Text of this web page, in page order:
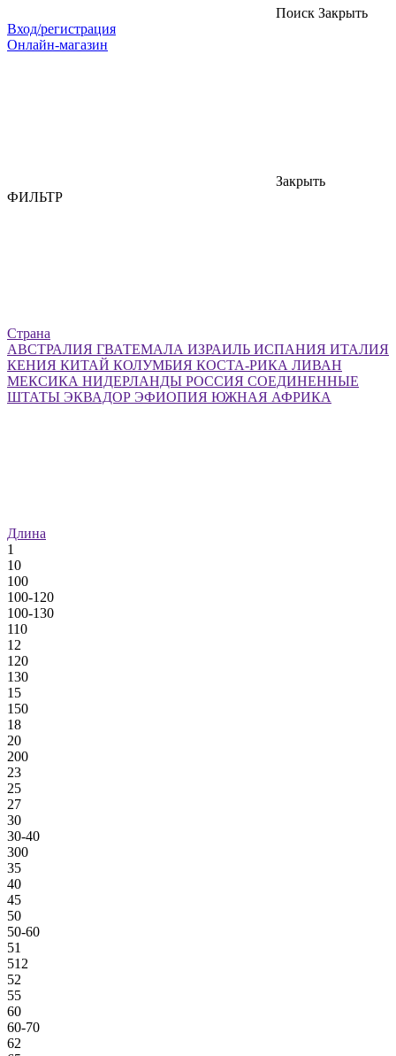
Поиск Закрыть
Вход/регистрация
Онлайн-магазин
Закрыть
ФИЛЬТР
Страна
АВСТРАЛИЯ ГВАТЕМАЛА ИЗРАИЛЬ ИСПАНИЯ ИТАЛИЯ
КЕНИЯ КИТАЙ КОЛУМБИЯ КОСТА-РИКА ЛИВАН
МЕКСИКА НИДЕРЛАНДЫ РОССИЯ СОЕДИНЕННЫЕ
ШТАТЫ ЭКВАДОР ЭФИОПИЯ ЮЖНАЯ АФРИКА
Длина
1
10
100
100-120
100-130
110
12
120
130
15
150
18
20
200
23
25
27
30
30-40
300
35
40
45
50
50-60
51
512
52
55
60
60-70
62